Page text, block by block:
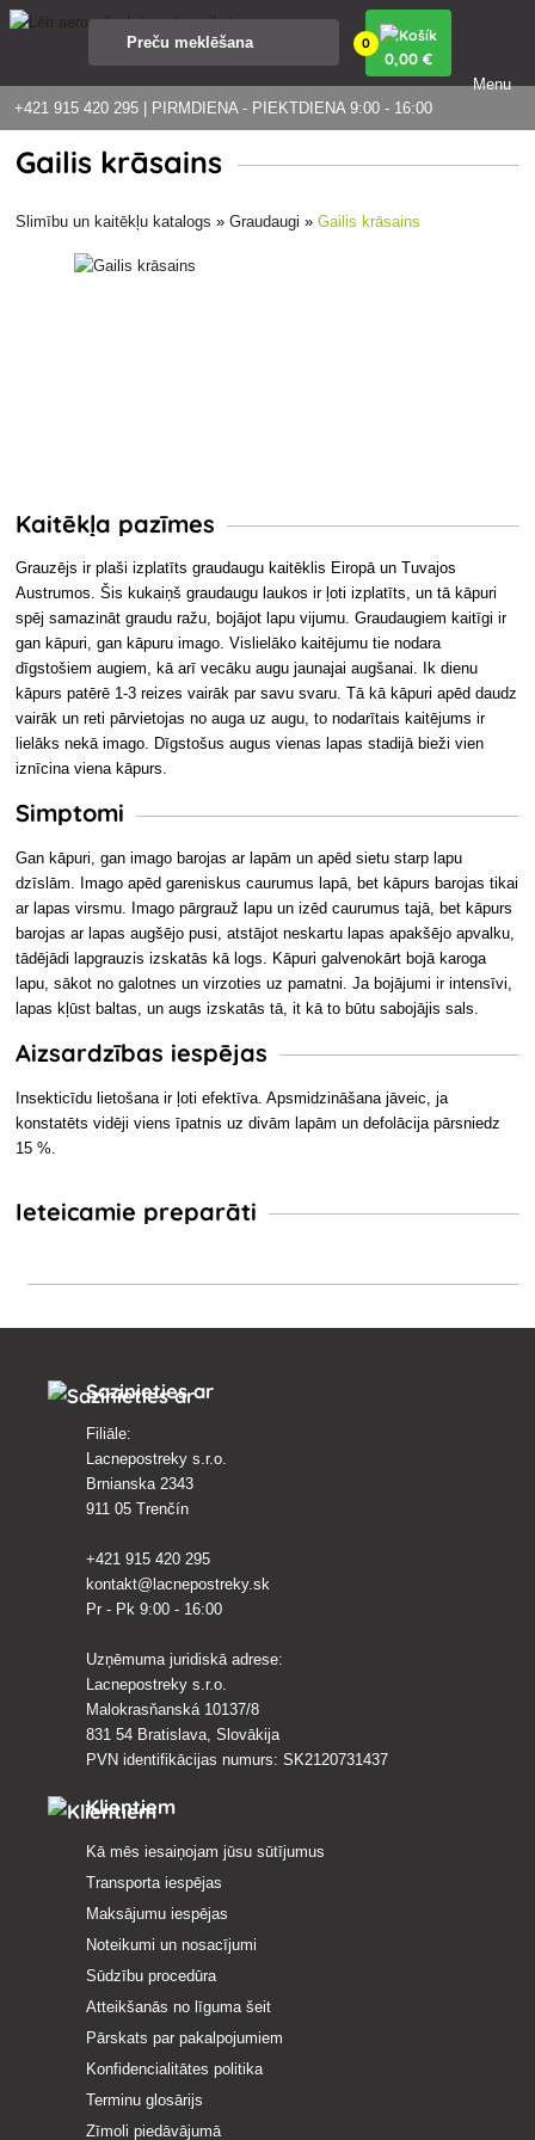
+421 915 420 295 | PIRMDIENA - PIEKTDIENA 9:00 - 16:00
0
0,00 €
Menu
Gailis krāsains
Slimību un kaitēkļu katalogs »Graudaugi »Gailis krāsains
Kaitēkļa pazīmes
Grauzējs ir plaši izplatīts graudaugu kaitēklis Eiropā un Tuvajos
Austrumos. Šis kukaiņš graudaugu laukos ir ļoti izplatīts, un tā kāpuri
spēj samazināt graudu ražu, bojājot lapu vijumu. Graudaugiem kaitīgi ir
gan kāpuri, gan kāpuru imago. Vislielāko kaitējumu tie nodara
dīgstošiem augiem, kā arī vecāku augu jaunajai augšanai. Ik dienu
kāpurs patērē 1-3 reizes vairāk par savu svaru. Tā kā kāpuri apēd daudz
vairāk un reti pārvietojas no auga uz augu, to nodarītais kaitējums ir
lielāks nekā imago. Dīgstošus augus vienas lapas stadijā bieži vien
iznīcina viena kāpurs.
Simptomi
Gan kāpuri, gan imago barojas ar lapām un apēd sietu starp lapu
dzīslām. Imago apēd gareniskus caurumus lapā, bet kāpurs barojas tikai
ar lapas virsmu. Imago pārgrauž lapu un izēd caurumus tajā, bet kāpurs
barojas ar lapas augšējo pusi, atstājot neskartu lapas apakšējo apvalku,
tādējādi lapgrauzis izskatās kā logs. Kāpuri galvenokārt bojā karoga
lapu, sākot no galotnes un virzoties uz pamatni. Ja bojājumi ir intensīvi,
lapas kļūst baltas, un augs izskatās tā, it kā to būtu sabojājis sals.
Aizsardzības iespējas
Insekticīdu lietošana ir ļoti efektīva. Apsmidzināšana jāveic, ja
konstatēts vidēji viens īpatnis uz divām lapām un defolācija pārsniedz
15 %.
Ieteicamie preparāti
Sazinieties ar
Filiāle:
Lacnepostreky s.r.o.
Brnianska 2343
911 05 Trenčín
+421 915 420 295
kontakt@lacnepostreky.sk
Pr - Pk 9:00 - 16:00
Uzņēmuma juridiskā adrese:
Lacnepostreky s.r.o.
Malokrasňanská 10137/8
831 54 Bratislava, Slovākija
PVN identifikācijas numurs: SK2120731437
Klientiem
Kā mēs iesaiņojam jūsu sūtījumus
Transporta iespējas
Maksājumu iespējas
Noteikumi un nosacījumi
Sūdzību procedūra
Atteikšanās no līguma šeit
Pārskats par pakalpojumiem
Konfidencialitātes politika
Terminu glosārijs
Zīmoli piedāvājumā